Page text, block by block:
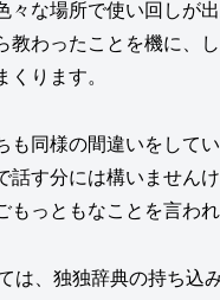
々な場所で使い回しが
教わったことを機に、
ります。
も同様の間違いをして
話す分には構いません
っともなことを言われ
は、独独辞典の持ち込